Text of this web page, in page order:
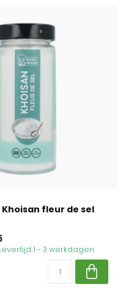
fleur de sel
1 - 3 werkdagen